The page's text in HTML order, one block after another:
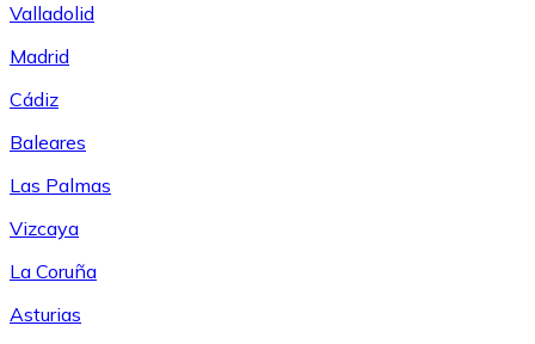
Valladolid
Madrid
Cádiz
Baleares
Las Palmas
Vizcaya
La Coruña
Asturias